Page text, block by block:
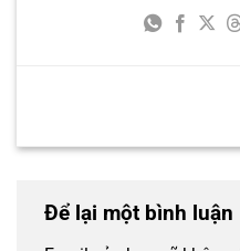
Để lại một bình luận